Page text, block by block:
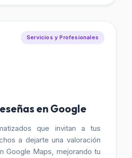
Servicios y Profesionales
en Google
que invitan a tus
a dejarte una valoración
Google Maps, mejorando tu